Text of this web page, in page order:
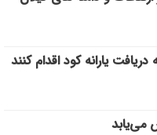
یارانه کود اقدام کنند
می‌یابد